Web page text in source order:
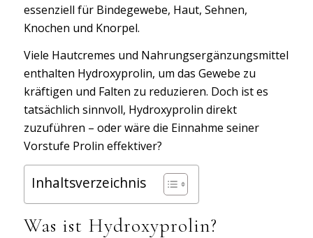
essenziell für Bindegewebe, Haut, Sehnen,
Knochen und Knorpel.
Viele Hautcremes und Nahrungsergänzungsmittel
enthalten Hydroxyprolin, um das Gewebe zu
kräftigen und Falten zu reduzieren. Doch ist es
tatsächlich sinnvoll, Hydroxyprolin direkt
zuzuführen – oder wäre die Einnahme seiner
Vorstufe Prolin effektiver?
Inhaltsverzeichnis
Was ist Hydroxyprolin?